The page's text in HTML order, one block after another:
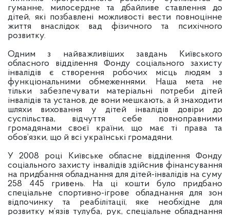
гуманне, милосердне та дбайливе ставлення до
дітей, які позбавлені можливості вести повноцінне
життя внаслідок вад фізичного та психічного
розвитку.
Одним з найважливіших завдань Київського
обласного відділення Фонду соціального захисту
інвалідів є створення робочих місць людям з
функціональними обмеженнями. Наша мета не
тільки забезпечувати матеріальні потреби дітей
інвалідів та установ, де вони мешкають, а й знаходити
шляхи виховання у дітей інвалідів довіри до
суспільства, відчуття себе повноправними
громадянами своєї країни, що має ті права та
обов’язки, що й всі українські громадяни.
У 2008 році Київське обласне відділення Фонду
соціального захисту інвалідів здійснив фінансування
на придбання обладнання для дітей-інвалідів на суму
258 445 гривень. На ці кошти було придбано
спеціальне спортивно-ігрове обладнання для зон
відпочинку та реабілітації, яке необхідне для
розвитку м’язів тулуба, рук, спеціальне обладнання